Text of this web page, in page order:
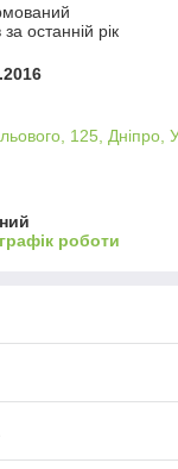
останній рік
125, Дніпро,
роботи